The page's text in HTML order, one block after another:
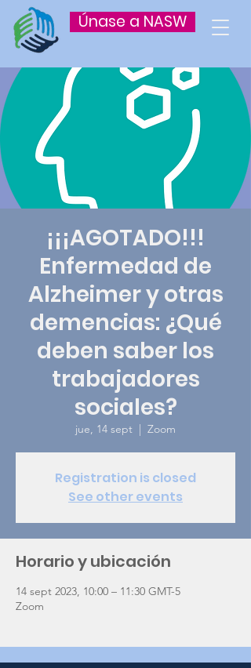
Únase a NASW
¡¡¡AGOTADO!!!
Enfermedad de
Alzheimer y otras
demencias: ¿Qué
deben saber los
trabajadores
sociales?
jue, 14 sept
  |
Zoom
Registration is closed
See other events
Horario y ubicación
14 sept 2023, 10:00 – 11:30 GMT-5
Zoom